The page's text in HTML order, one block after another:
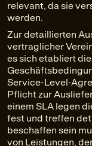
relevant, da sie
werden.
Zur detaillierten
vertraglicher
es sich etabliert
Service-Level-
Pflicht zur
einem SLA legen
fest und treffen
beschaffen sein
von Leistungen,